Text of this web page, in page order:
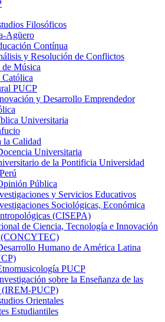
Filosóficos
Agüero
Contínua
y Resolución de Conflictos
Música
PUCP
y Desarrollo Emprendedor
Universitaria
la Calidad
Universitaria
de la Pontificia Universidad
Pública
y Servicios Educativos
Sociológicas, Económica
(CISEPA)
de Ciencia, Tecnología e Innovación
(CONCYTEC)
Humano de América Latina
PUCP
sobre la Enseñanza de las
(IREM-PUCP)
Orientales
Estudiantiles